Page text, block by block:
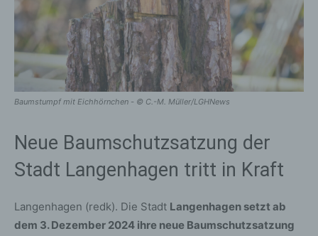
Baumstumpf mit Eichhörnchen - © C.-M. Müller/LGHNews
Neue Baumschutzsatzung der
Stadt Langenhagen tritt in Kraft
Langenhagen (redk). Die Stadt Langenhagen setzt ab
dem 3. Dezember 2024 ihre neue Baumschutzsatzung